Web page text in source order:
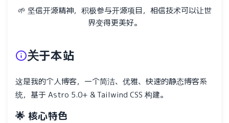
🌱 坚信开源精神，积极参与开源项目，相信技术可以让世
界变得更美好。
关于本站
这是我的个人博客，一个简洁、优雅、快速的静态博客系
统，基于 Astro 5.0+ & Tailwind CSS 构建。
🌟 核心特色